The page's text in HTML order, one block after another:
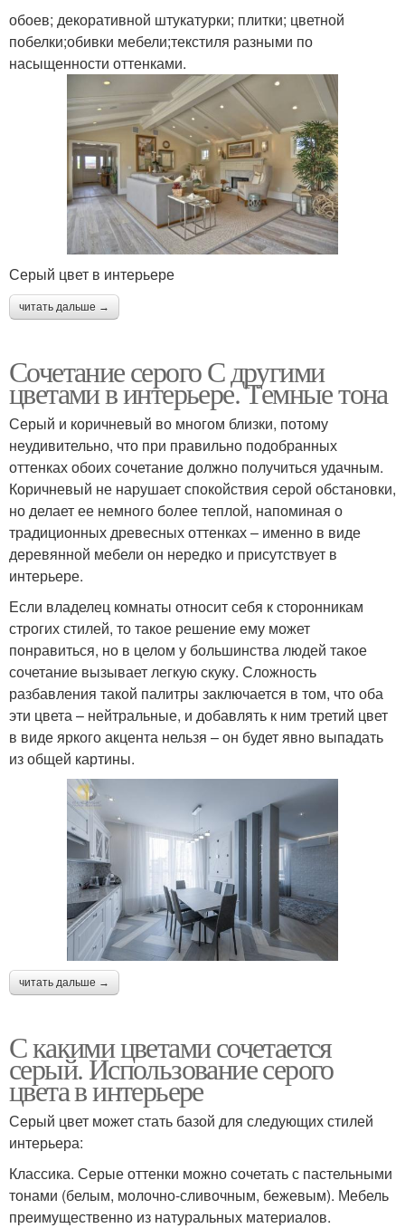
обоев; декоративной штукатурки; плитки; цветной
побелки;обивки мебели;текстиля разными по
насыщенности оттенками.
Серый цвет в интерьере
читать дальше →
Сочетание серого С другими
цветами в интерьере. Темные тона
Серый и коричневый во многом близки, потому
неудивительно, что при правильно подобранных
оттенках обоих сочетание должно получиться удачным.
Коричневый не нарушает спокойствия серой обстановки,
но делает ее немного более теплой, напоминая о
традиционных древесных оттенках – именно в виде
деревянной мебели он нередко и присутствует в
интерьере.
Если владелец комнаты относит себя к сторонникам
строгих стилей, то такое решение ему может
понравиться, но в целом у большинства людей такое
сочетание вызывает легкую скуку. Сложность
разбавления такой палитры заключается в том, что оба
эти цвета – нейтральные, и добавлять к ним третий цвет
в виде яркого акцента нельзя – он будет явно выпадать
из общей картины.
читать дальше →
С какими цветами сочетается
серый. Использование серого
цвета в интерьере
Серый цвет может стать базой для следующих стилей
интерьера:
Классика. Серые оттенки можно сочетать с пастельными
тонами (белым, молочно-сливочным, бежевым). Мебель
преимущественно из натуральных материалов.